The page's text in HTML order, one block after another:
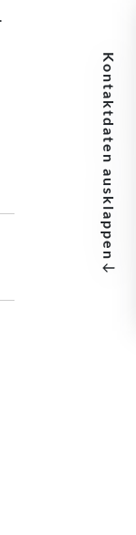
Kontaktdaten
ausklappen